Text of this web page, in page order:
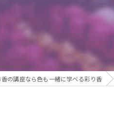
香の講座なら色も一緒に学べる彩り香